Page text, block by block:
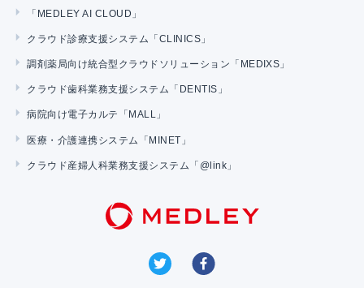
「MEDLEY AI CLOUD」
クラウド診療支援システム「CLINICS」
調剤薬局向け統合型クラウドソリューション「MEDIXS」
クラウド歯科業務支援システム「DENTIS」
病院向け電子カルテ「MALL」
医療・介護連携システム「MINET」
クラウド産婦人科業務支援システム「@link」